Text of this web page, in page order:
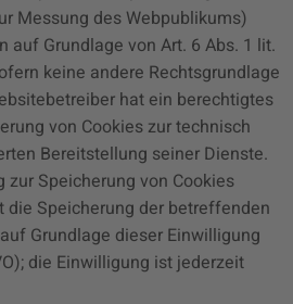
Messung des Webpublikums)
auf Grundlage von Art. 6 Abs. 1 lit.
keine andere Rechtsgrundlage
hat ein berechtigtes
von Cookies zur technisch
Bereitstellung seiner Dienste.
Speicherung von Cookies
Speicherung der betreffenden
Grundlage dieser Einwilligung
die Einwilligung ist jederzeit